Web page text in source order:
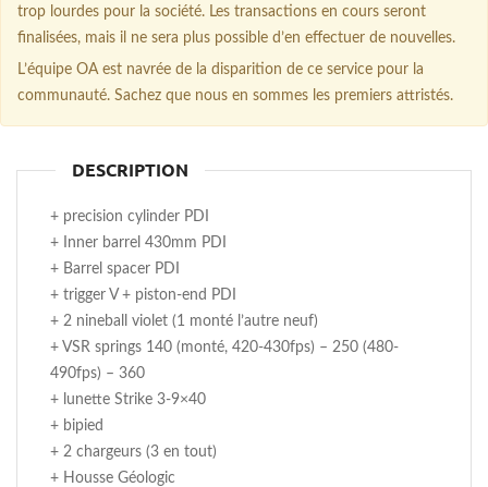
trop lourdes pour la société. Les transactions en cours seront
finalisées, mais il ne sera plus possible d’en effectuer de nouvelles.
L’équipe OA est navrée de la disparition de ce service pour la
communauté. Sachez que nous en sommes les premiers attristés.
DESCRIPTION
+ precision cylinder PDI
+ Inner barrel 430mm PDI
+ Barrel spacer PDI
+ trigger V + piston-end PDI
+ 2 nineball violet (1 monté l’autre neuf)
+ VSR springs 140 (monté, 420-430fps) – 250 (480-
490fps) – 360
+ lunette Strike 3-9×40
+ bipied
+ 2 chargeurs (3 en tout)
+ Housse Géologic